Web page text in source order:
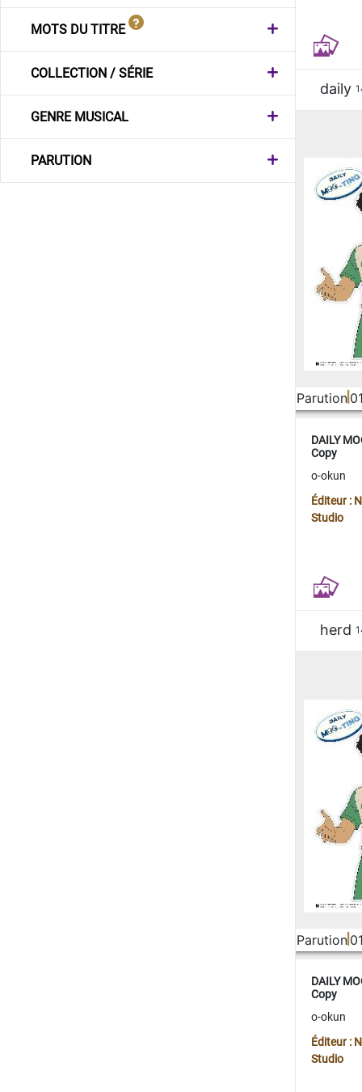
MOTS DU TITRE
COLLECTION / SÉRIE
GENRE MUSICAL
PARUTION
daily
Parution
DAILY
Copy
o-okun
Éditeur :
Studio
herd
Parution
DAILY
Copy
o-okun
Éditeur :
Studio